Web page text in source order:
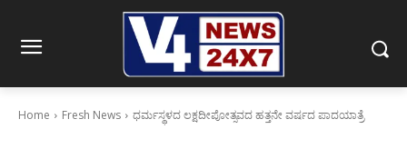
Home Fresh News ಧರ್ಮಸ್ಥಳದ ಲಕ್ಷದೀಪೋತ್ಸವದ ಹತ್ತನೇ ವರ್ಷದ ಪಾದಯಾತ್ರೆ